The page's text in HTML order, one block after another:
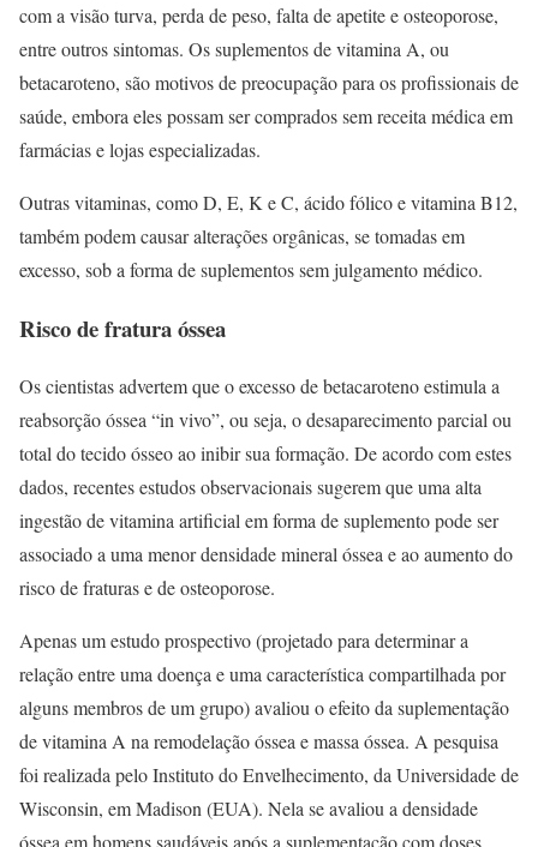
com a visão turva, perda de peso, falta de apetite e osteoporose,
entre outros sintomas. Os suplementos de vitamina A, ou
betacaroteno, são motivos de preocupação para os profissionais de
saúde, embora eles possam ser comprados sem receita médica em
farmácias e lojas especializadas.
Outras vitaminas, como D, E, K e C, ácido fólico e vitamina B12,
também podem causar alterações orgânicas, se tomadas em
excesso, sob a forma de suplementos sem julgamento médico.
Risco de fratura óssea
Os cientistas advertem que o excesso de betacaroteno estimula a
reabsorção óssea “in vivo”, ou seja, o desaparecimento parcial ou
total do tecido ósseo ao inibir sua formação. De acordo com estes
dados, recentes estudos observacionais sugerem que uma alta
ingestão de vitamina artificial em forma de suplemento pode ser
associado a uma menor densidade mineral óssea e ao aumento do
risco de fraturas e de osteoporose.
Apenas um estudo prospectivo (projetado para determinar a
relação entre uma doença e uma característica compartilhada por
alguns membros de um grupo) avaliou o efeito da suplementação
de vitamina A na remodelação óssea e massa óssea. A pesquisa
foi realizada pelo Instituto do Envelhecimento, da Universidade de
Wisconsin, em Madison (EUA). Nela se avaliou a densidade